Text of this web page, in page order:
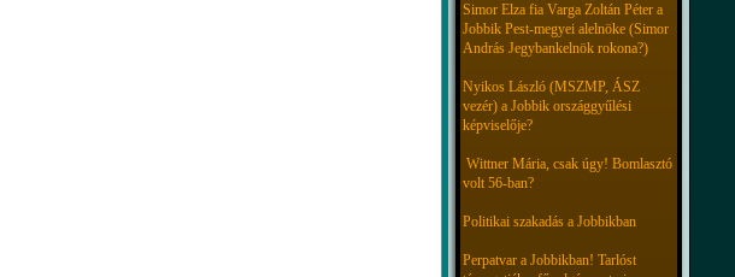
Simor Elza fia Varga Zoltán Péter a
Jobbik Pest-megyei alelnöke (Simor
András Jegybankelnök rokona?)
Nyikos László (MSZMP, ÁSZ
vezér) a Jobbik országgyűlési
képviselője?
Wittner Mária, csak úgy! Bomlasztó
volt 56-ban?
Politikai szakadás a Jobbikban
Perpatvar a Jobbikban! Tarlóst